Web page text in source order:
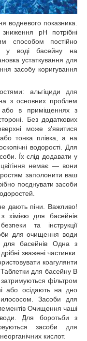
водневого показника.
рН потрібні
способом постійно
у воді басейну на
устаткування для
засобу коригування
альгіциди для
з основних проблем
або в приміщеннях з
Без додаткових
може з'явитися
тонка плівка, а на
водорості. Для
Їх слід додавати у
цвітіння немає — вони
заполонити ваш
поєднувати засоби
дають піни. Важливо!
хімією для басейнів
та інструкції
для очищення води
для басейнів Одна з
зважені частинки.
коагулянти
для басейну В
затримуються фільтром
або осідають на дно
Засоби для
Очищення чаші
Для боротьби з
засоби для
кислот.